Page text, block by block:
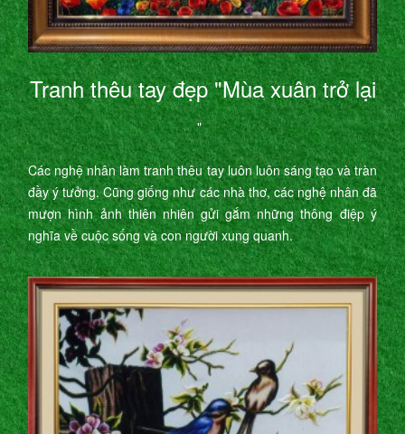
Tranh thêu tay đẹp "Mùa xuân trở lại
"
Các nghệ nhân làm tranh thêu tay luôn luôn sáng tạo và tràn
đầy ý tưởng. Cũng giống như các nhà thơ, các nghệ nhân đã
mượn hình ảnh thiên nhiên gửi gắm những thông điệp ý
nghĩa về cuộc sống và con người xung quanh.